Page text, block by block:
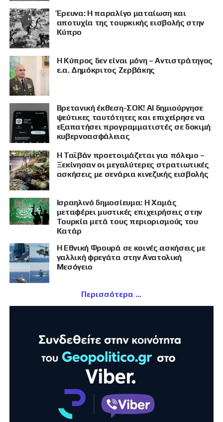
Έρευνα: Η παραλίγο ματαίωση και
αποτυχία της τουρκικής εισβολής στην
Κύπρο
Η Κύπρος δεν είναι μόνη – Αντιστράτηγος
ε.α. Δημόκριτος Ζερβάκης
Βρετανική έκθεση-ΣΟΚ! AI δημιούργησε
ψεύτικες ταυτότητες και επιχείρησε να
εξαπατήσει προγραμματιστές σε δοκιμή
κυβερνοασφάλειας
Η Ταϊβάν προετοιμάζεται για πόλεμο –
Ξεκίνησαν οι μεγαλύτερες στρατιωτικές
ασκήσεις με σενάρια κινεζικής εισβολής
Ισραηλινό δημοσίευμα: Η Χαμάς
μεταφέρει μυστικές επιχειρήσεις στην
Τουρκία μετά τους περιορισμούς του
Κατάρ
Η Εθνική Φρουρά σε κοινές ασκήσεις με
γαλλική φρεγάτα στην Ανατολική
Μεσόγειο
Περισσότερα